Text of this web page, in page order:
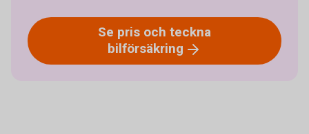
Se pris och teckna
bilförsäkring